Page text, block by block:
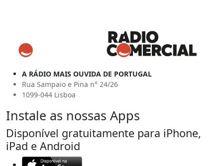
A RÁDIO MAIS OUVIDA DE PORTUGAL
Rua Sampaio e Pina n° 24/26
1099-044 Lisboa
Instale as nossas Apps
Disponível gratuitamente para iPhone,
iPad e Android